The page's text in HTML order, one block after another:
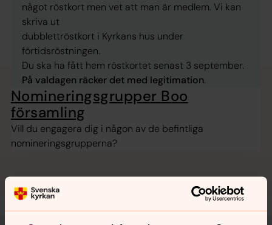
något röstkort men vet att man är medlem. Vi kan
skriva ut
dubblettröstkort i Kyrkans hus under
förtidsröstningen.
Du ska ha fått hem röstkortet senast 3 september.
På valdagen räcker det med legitimation.
Nomineringsgrupper Boo
församling
Vill du engagera dig i någon av de befintliga
nomineringsgrupperna?